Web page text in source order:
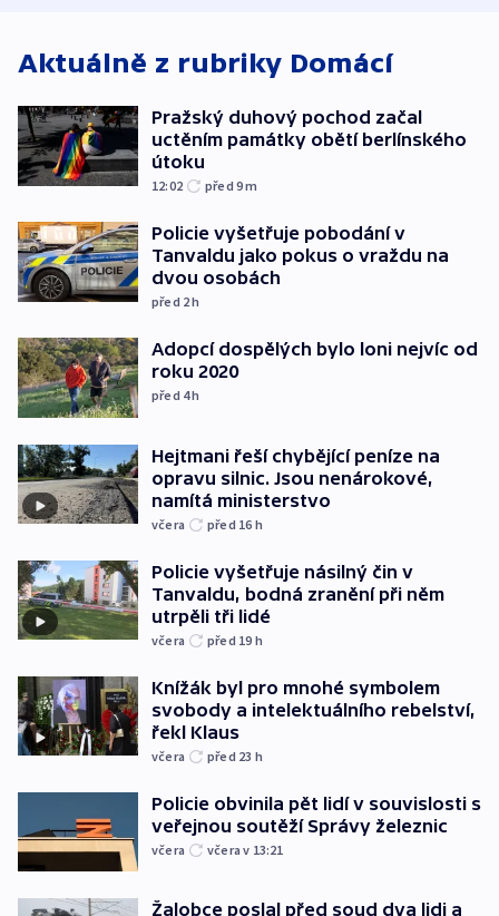
Aktuálně z rubriky Domácí
Pražský duhový pochod začal
uctěním památky obětí berlínského
útoku
12:02 před 9m
Policie vyšetřuje pobodání v
Tanvaldu jako pokus o vraždu na
dvou osobách
před 2h
Adopcí dospělých bylo loni nejvíc od
roku 2020
před 4h
Hejtmani řeší chybějící peníze na
opravu silnic. Jsou nenárokové,
namítá ministerstvo
včera před 16 h
Policie vyšetřuje násilný čin v
Tanvaldu, bodná zranění při něm
utrpěli tři lidé
včera před 19 h
Knížák byl pro mnohé symbolem
svobody a intelektuálního rebelství,
řekl Klaus
včera před 23 h
Policie obvinila pět lidí v souvislosti s
veřejnou soutěží Správy železnic
včera včera v 13:21
Žalobce poslal před soud dva lidi a